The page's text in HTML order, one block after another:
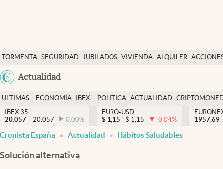
TORMENTA SEGURIDAD JUBILADOS VIVIENDA ALQUILER
USA
Actualidad
Economía y finanzas
Política
Actualidad
Criptomonedas
España
ULTIMAS
NOTICIAS
ECONOMÍA
FINANZAS
IBEX
EURO
POLÍTICA ACTUALIDAD
IBEX 35
20.057
20.057 0.00%
EURO-USD
$ 1,15 $ 1,15 -0.04%
1957,69
Cronista España Actualidad Hábitos Saludables
Solución alternativa